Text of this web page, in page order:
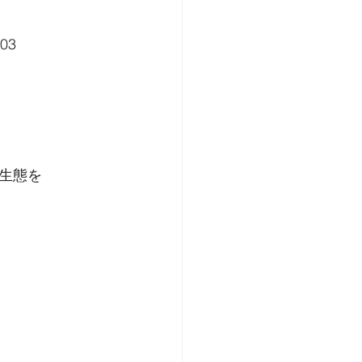
態を